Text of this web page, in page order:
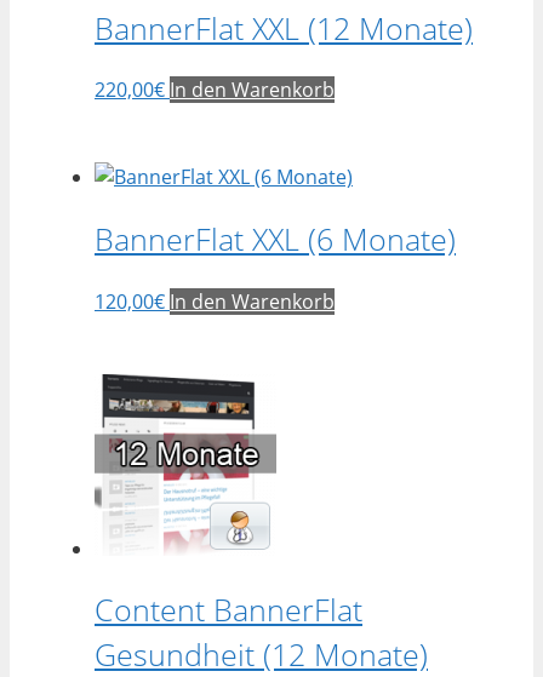
BannerFlat XXL (12 Monate)
220,00€ In den Warenkorb
BannerFlat XXL (6 Monate)
120,00€ In den Warenkorb
Content BannerFlat
Gesundheit (12 Monate)